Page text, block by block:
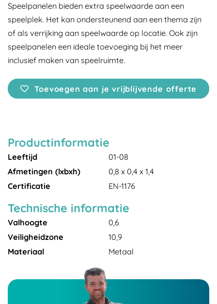
Speelpanelen bieden extra speelwaarde aan een
speelplek. Het kan ondersteunend aan een thema zijn
of als verrijking aan speelwaarde op locatie. Ook zijn
speelpanelen een ideale toevoeging bij het meer
inclusief maken van speelruimte.
Toevoegen aan je vrijblijvende offerte
Productinformatie
Leeftijd
01-08
Afmetingen (lxbxh)
0,8 x 0,4 x 1,4
Certificatie
EN-1176
Technische informatie
Valhoogte
0,6
Veiligheidzone
10,9
Materiaal
Metaal